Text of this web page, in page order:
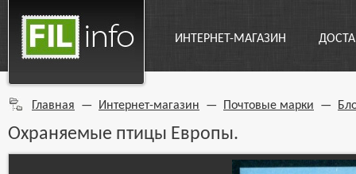
ИНТЕРНЕТ-МАГАЗИН
Главная — Интернет-магазин — Почтовые марки —
Охраняемые птицы Европы.